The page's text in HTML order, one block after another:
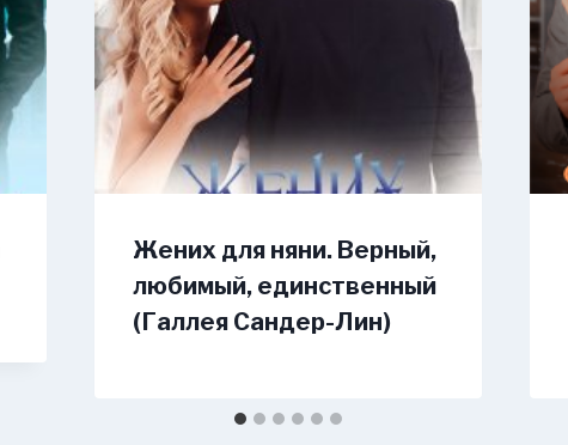
Жених для няни. Верный,
любимый, единственный
(Галлея Сандер-Лин)